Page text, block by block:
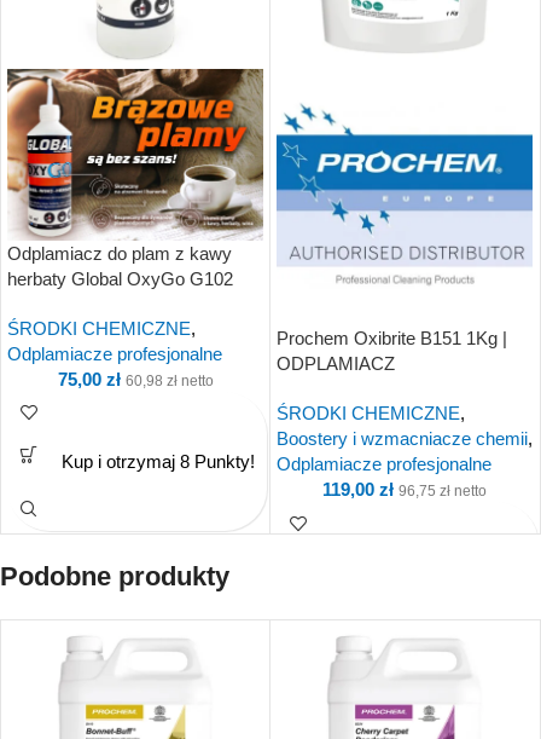
Odplamiacz do plam z kawy
herbaty Global OxyGo G102
ŚRODKI CHEMICZNE,
Odplamiacze profesjonalne
75,00 zł 60,98 złnetto
Kup i otrzymaj 8 Punkty!
Prochem Oxibrite B151 1Kg |
ODPLAMIACZ
ŚRODKI CHEMICZNE,
Boostery i wzmacniacze chemii,
Odplamiacze profesjonalne
119,00 zł 96,75 zł netto
Podobne produkty